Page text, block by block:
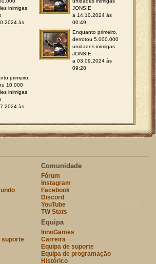
inimigas
às
JONSIE
a 14.10.2024 às
00:49
Enquanto primeiro,
derrotou 5.000.000
unidades inimigas
JONSIE
a 03.09.2024 às
09:28
primeiro,
10.000
inimigas
às
Comunidade
Fórum
Instagram
Facebook
Discord
YouTube
TW Stats
suporte
Equipa
InnoGames
Carreira
Equipa de suporte
Equipa de programação
Histórico